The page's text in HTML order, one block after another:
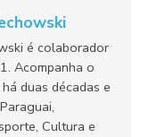
é colaborador
Acompanha o
duas décadas e
Cultura e